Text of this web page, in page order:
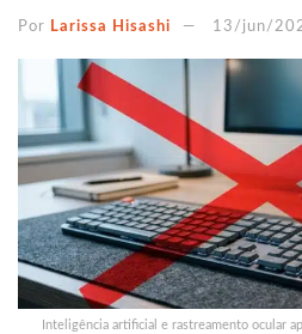
Por Larissa Hisashi 13/jun/
Inteligência artificial e rastreamento ocular